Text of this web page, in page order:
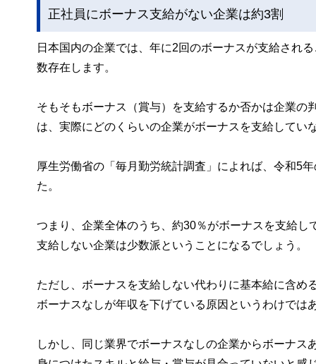
正社員にボーナス支給がない企業は約3割
日本国内の企業では、年に2回のボーナスが支給され
数存在します。
そもそもボーナス（賞与）を支給するか否かは企業
は、実際にどのくらいの企業がボーナスを支給してい
厚生労働省の「毎月勤労統計調査」によれば、令和5
た。
つまり、企業全体のうち、約30％がボーナスを支給
支給しない企業は少数派ということになるでしょう。
ただし、ボーナスを支給しない代わりに基本給に含
ボーナスなしが年収を下げている原因というわけでは
しかし、同じ業界でボーナスなしの企業からボーナ